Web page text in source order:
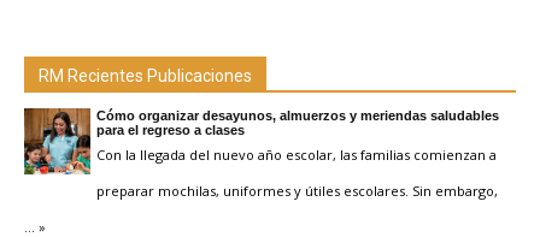
RM Recientes Publicaciones
Cómo organizar desayunos, almuerzos y meriendas saludables
para el regreso a clases
Con la llegada del nuevo año escolar, las familias comienzan a
preparar mochilas, uniformes y útiles escolares. Sin embargo,
… »